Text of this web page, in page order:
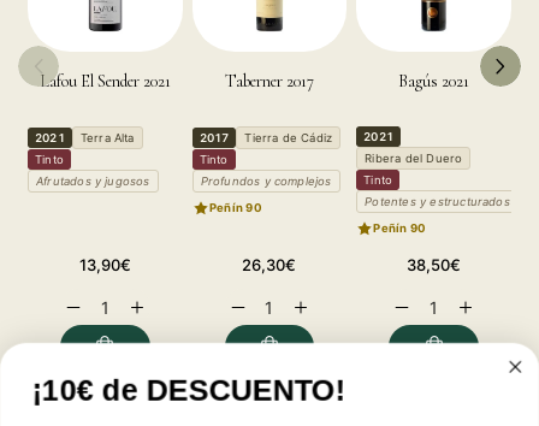
Lafou El Sender 2021
2021
Terra Alta
Tinto
Afrutados y jugosos
Precio
13,90€
Reducir
cantidad
para
de
Aumentar
cantidad
para
de
Taberner 2017
2017
Tierra de Cádiz
Tinto
Profundos y complejos
Peñín 90
Precio
26,30€
Reducir
cantidad
para
de
Aumentar
cantidad
para
de
Bagús 2021
2021
Ribera del Duero
Tinto
Potentes y estructurados
Peñín 90
Precio
38,50€
Reducir
cantidad
para
Aumentar
cantidad
para
¡10€ de DESCUENTO!